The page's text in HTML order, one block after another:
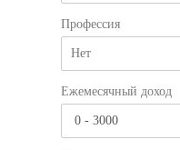
Профессия
Ежемесячный доход